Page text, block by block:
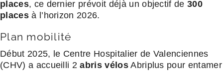
places, ce dernier prévoit déjà un objectif de300
placesà l’horizon 2026.
Plan mobilité
Début 2025, le Centre Hospitalier de Valenciennes
(CHV) a accueilli 2abris vélosAbriplus pour entamer